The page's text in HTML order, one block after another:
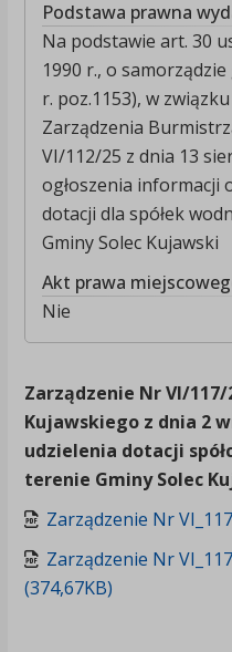
Podstawa prawna
Na podstawie art. 30
1990 r., o
r. poz.1153), w
Zarządzenia
VI/112/25 z dnia 13
ogłoszenia informacji
dotacji dla spółek
Gminy Solec Kujawski
Akt prawa
Nie
Zarządzenie Nr VI/
Kujawskiego z dnia 2
udzielenia dotacji
terenie Gminy Solec
Zarządzenie Nr
Zarządzenie Nr
(374,67KB)